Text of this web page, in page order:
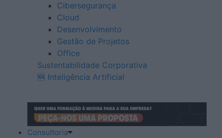
Cibersegurança
Cloud
Desenvolvimento
Gestão de Projetos
Office
Sustentabilidade Corporativa
🆕 Inteligência Artificial
Consultoria